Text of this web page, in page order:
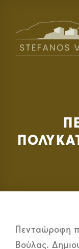
content
Πενταώροφη
Βούλας.